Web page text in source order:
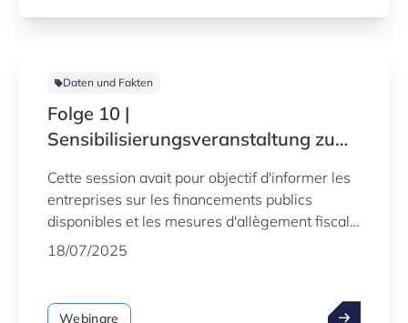
Daten und Fakten
Folge 10 |
Sensibilisierungsveranstaltung zum
nationale Finanzierung" (FR)
Cette session avait pour objectif d'informer les
entreprises sur les financements publics
disponibles et les mesures d'allègement fiscal
qu'elles pouvaient utiliser pour leurs projets de
18/07/2025
Webinare